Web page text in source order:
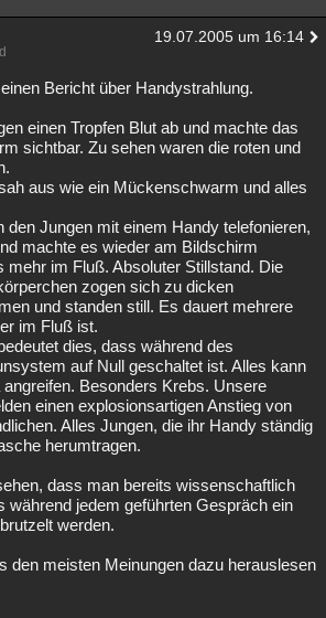
19.07.2005 um 16:14
Bericht über Handystrahlung.
einen Tropfen Blut ab und machte das
sichtbar. Zu sehen waren die roten und
aus wie ein Mückenschwarm und alles
den Jungen mit einem Handy telefonieren,
machte es wieder am Bildschirm
mehr im Fluß. Absoluter Stillstand. Die
zogen sich zu dicken
und standen still. Es dauert mehrere
im Fluß ist.
dies, dass während des
auf Null geschaltet ist. Alles kann
Besonders Krebs. Unsere
einen explosionsartigen Anstieg von
Alles Jungen, die ihr Handy ständig
herumtragen.
dass man bereits wissenschaftlich
während jedem geführten Gespräch ein
werden.
den meisten Meinungen dazu herauslesen